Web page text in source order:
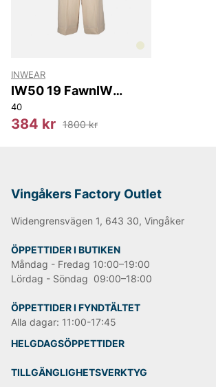
Andra populära varumärken:
NN07
Björn Borg
Replay
Oscar Jacobson
INWEAR
IW50 19 FawnIW
Jumpsuit
40
384 kr 1800 kr
Vingåkers Factory Outlet
Widengrensvägen 1, 643 30, Vingåker
ÖPPETTIDER I BUTIKEN
Måndag - Fredag 10:00–19:00
Lördag - Söndag 09:00–18:00
ÖPPETTIDER I FYNDTÄLTET
Alla dagar: 11:00-17:45
HELGDAGSÖPPETTIDER
TILLGÄNGLIGHETSVERKTYG